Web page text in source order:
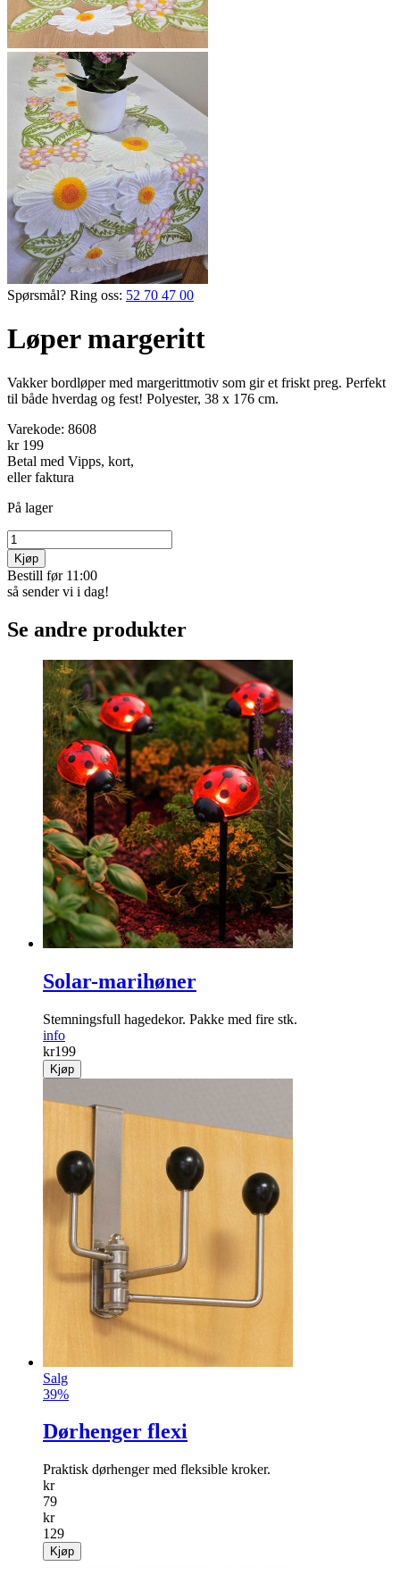
Spørsmål? Ring oss: 52 70 47 00
Løper margeritt
Vakker bord­løper med margeritt­motiv som gir et friskt preg. Perfekt
til både hverdag og fest! Polyester, 38 x 176 cm.
Varekode: 8608
kr 199
Betal med Vipps, kort,
eller faktura
På lager
Kjøp
Bestill før 11:00
så sender vi i dag!
Se andre produkter
Solar-marihøner
Stemningsfull hage­dekor. Pakke med fire stk.
info
kr199
Kjøp
Salg
39%
Dørhenger flexi
Praktisk dørhenger med fleksible kroker.
kr
79
kr
129
Kjøp